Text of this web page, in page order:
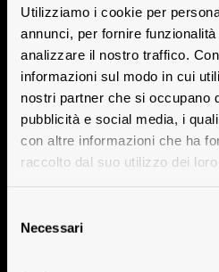
Utilizziamo i cookie per
annunci, per fornire
analizzare il nostro traffico.
informazioni sul modo in cui
nostri partner che si occupano
pubblicità e social media, i
con altre informazioni che ha
raccolto dal suo utilizzo dei loro
delNecessari